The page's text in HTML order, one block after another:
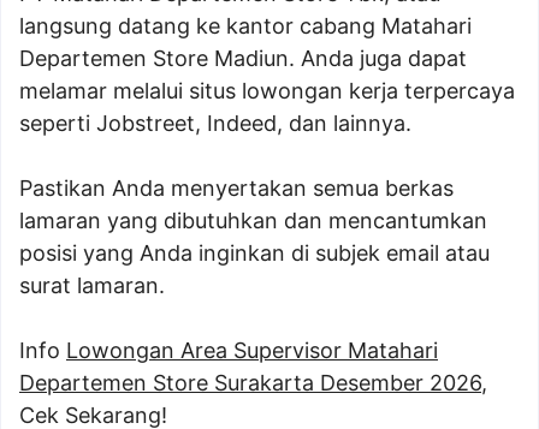
langsung datang ke kantor cabang Matahari
Departemen Store Madiun. Anda juga dapat
melamar melalui situs lowongan kerja terpercaya
seperti Jobstreet, Indeed, dan lainnya.
Pastikan Anda menyertakan semua berkas
lamaran yang dibutuhkan dan mencantumkan
posisi yang Anda inginkan di subjek email atau
surat lamaran.
Info Lowongan Area Supervisor Matahari
Departemen Store Surakarta Desember 2026,
Cek Sekarang!